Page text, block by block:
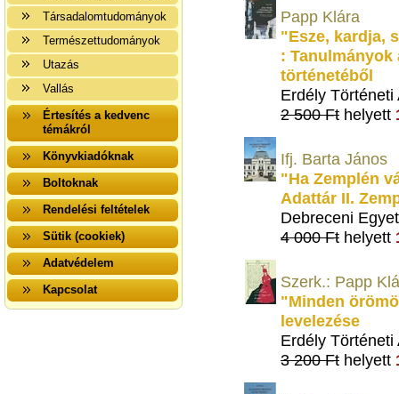
Társadalomtudományok
Természettudományok
Utazás
Vallás
Értesítés a kedvenc
témákról
Könyvkiadóknak
Boltoknak
Rendelési feltételek
Sütik (cookiek)
Adatvédelem
Kapcsolat
Papp Klára
"Esze, kardja,
: Tanulmányok
történetéből
Erdély
2 500 Ft helyett
Ifj. Barta János
"Ha Zemplén
Adattár II.
Debreceni
4 000 Ft helyett
Szerk.: Papp
"Minden
levelezése
Erdély
3 200 Ft helyett